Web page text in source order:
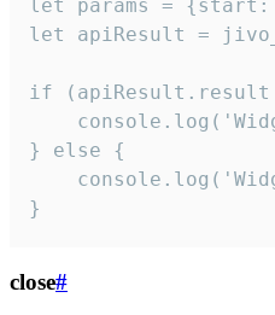
let params =
let apiResult =
if
} else {
}
close#